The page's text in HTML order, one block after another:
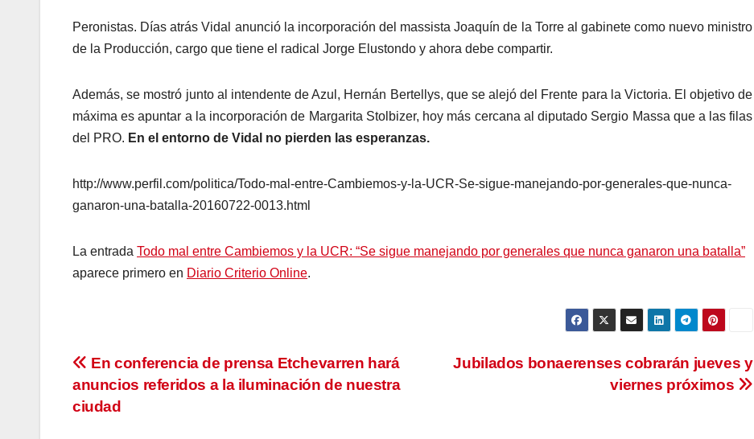
Peronistas. Días atrás Vidal anunció la incorporación del massista Joaquín de la Torre al gabinete como nuevo ministro
de la Producción, cargo que tiene el radical Jorge Elustondo y ahora debe compartir.
Además, se mostró junto al intendente de Azul, Hernán Bertellys, que se alejó del Frente para la Victoria. El objetivo de
máxima es apuntar a la incorporación de Margarita Stolbizer, hoy más cercana al diputado Sergio Massa que a las filas
del PRO. En el entorno de Vidal no pierden las esperanzas.
http://www.perfil.com/politica/Todo-mal-entre-Cambiemos-y-la-UCR-Se-sigue-manejando-por-generales-que-nunca-
ganaron-una-batalla-20160722-0013.html
La entrada Todo mal entre Cambiemos y la UCR: “Se sigue manejando por generales que nunca ganaron una batalla”
aparece primero en Diario Criterio Online.
Navegación
de
Jubilados bonaerenses cobrarán jueves y
viernes próximos
En conferencia de prensa Etchevarren hará
anuncios referidos a la iluminación de nuestra
ciudad